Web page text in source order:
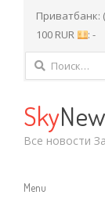
Приватбанк:
100 RUR
: -
Найти:
Sky
Все новости
Menu
Menu